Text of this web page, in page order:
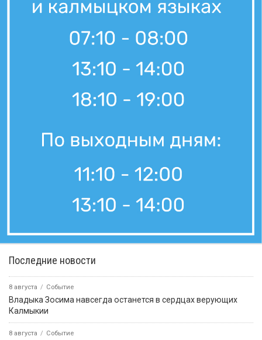
Последние новости
8 августа Событие
Владыка Зосима навсегда останется в сердцах верующих
Калмыкии
8 августа Событие